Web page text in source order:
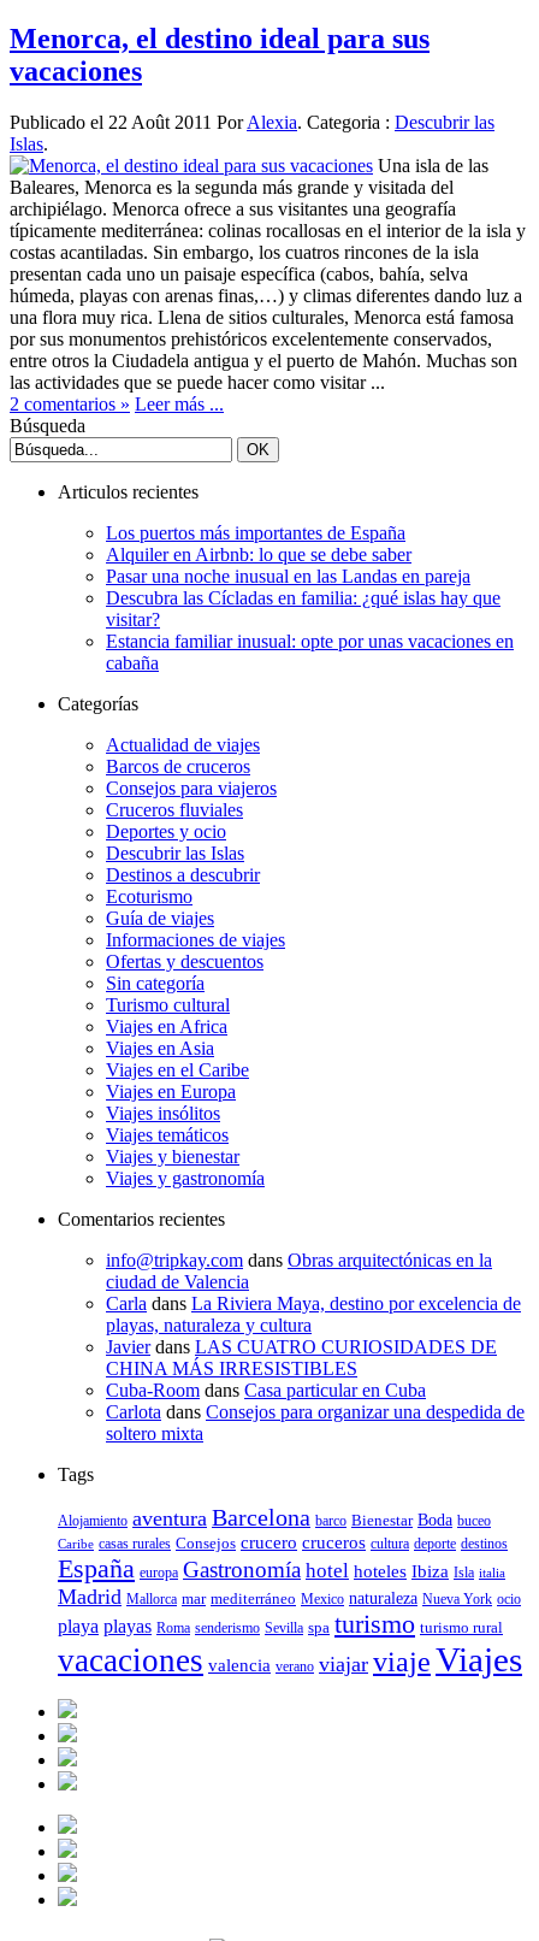
Menorca, el destino ideal para sus
vacaciones
Publicado el 22 Août 2011 PorAlexia. Categoria : Descubrir las
Islas.
Una isla de las
Baleares, Menorca es la segunda más grande y visitada del
archipiélago. Menorca ofrece a sus visitantes una geografía
típicamente mediterránea: colinas rocallosas en el interior de la isla y
costas acantiladas. Sin embargo, los cuatros rincones de la isla
presentan cada uno un paisaje específica (cabos, bahía, selva
húmeda, playas con arenas finas,…) y climas diferentes dando luz a
una flora muy rica. Llena de sitios culturales, Menorca está famosa
por sus monumentos prehistóricos excelentemente conservados,
entre otros la Ciudadela antigua y el puerto de Mahón. Muchas son
las actividades que se puede hacer como visitar ...
2 comentarios » Leer más ...
Búsqueda
Articulos recientes
Los puertos más importantes de España
Alquiler en Airbnb: lo que se debe saber
Pasar una noche inusual en las Landas en pareja
Descubra las Cícladas en familia: ¿qué islas hay que
visitar?
Estancia familiar inusual: opte por unas vacaciones en
cabaña
Categorías
Actualidad de viajes
Barcos de cruceros
Consejos para viajeros
Cruceros fluviales
Deportes y ocio
Descubrir las Islas
Destinos a descubrir
Ecoturismo
Guía de viajes
Informaciones de viajes
Ofertas y descuentos
Sin categoría
Turismo cultural
Viajes en Africa
Viajes en Asia
Viajes en el Caribe
Viajes en Europa
Viajes insólitos
Viajes temáticos
Viajes y bienestar
Viajes y gastronomía
Comentarios recientes
info@tripkay.com dans Obras arquitectónicas en la
ciudad de Valencia
Carla dans La Riviera Maya, destino por excelencia de
playas, naturaleza y cultura
Javierdans LAS CUATRO CURIOSIDADES DE
CHINA MÁS IRRESISTIBLES
Cuba-Room dans Casa particular en Cuba
Carlota dans Consejos para organizar una despedida de
soltero mixta
Tags
Alojamiento aventura Barcelona barco Bienestar Boda buceo
Caribe casas rurales Consejos crucero cruceros cultura deporte destinos
España europa Gastronomía hotel hoteles Ibiza Isla italia
Madrid Mallorca mar mediterráneo Mexico naturaleza Nueva York ocio
playa playas Roma senderismo Sevilla spa turismo turismo rural
vacaciones valencia verano viajar viajeViajes